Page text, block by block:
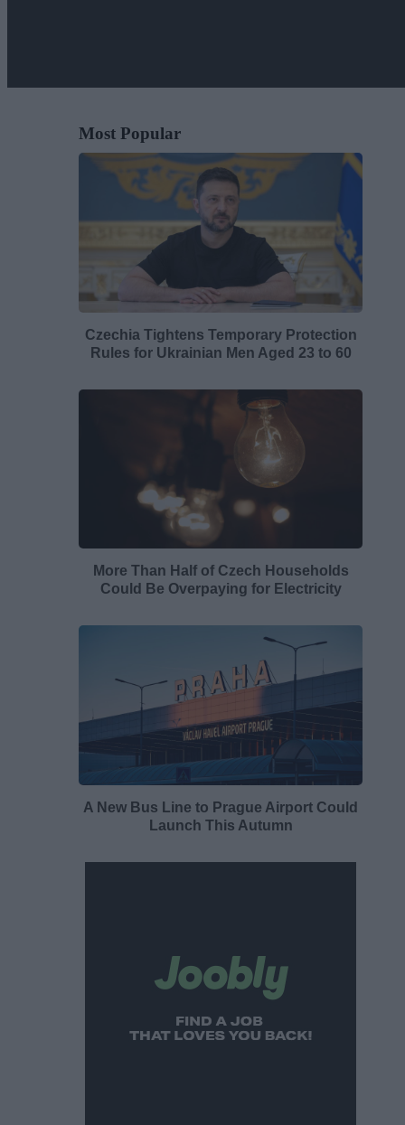
Most Popular
Czechia Tightens Temporary Protection
Rules for Ukrainian Men Aged 23 to 60
More Than Half of Czech Households
Could Be Overpaying for Electricity
A New Bus Line to Prague Airport Could
Launch This Autumn